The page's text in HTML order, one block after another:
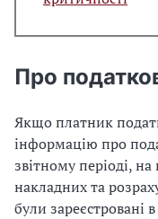
Про
Якщо платник
інформацію про
звітному періоді,
накладних та
були